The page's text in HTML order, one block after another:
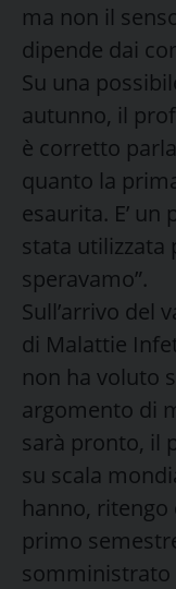
ma non il
dipende dai
Su una
autunno, il
è corretto
quanto la
esaurita. E’ un
stata utilizzata
speravamo”.
Sull’arrivo del
di Malattie
non ha voluto
argomento di
sarà pronto, il
su scala
hanno, ritengo
primo
somministrato